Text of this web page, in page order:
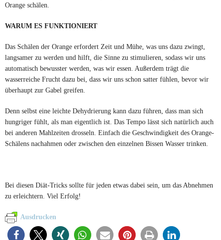
Orange schälen.
WARUM ES FUNKTIONIERT
Das Schälen der Orange erfordert Zeit und Mühe, was uns dazu zwingt,
langsamer zu werden und hilft, die Sinne zu stimulieren, sodass wir uns
automatisch bewusster werden, was wir essen. Außerdem trägt die
wasserreiche Frucht dazu bei, dass wir uns schon satter fühlen, bevor wir
überhaupt zur Gabel greifen.
Denn selbst eine leichte Dehydrierung kann dazu führen, dass man sich
hungriger fühlt, als man eigentlich ist. Das Tempo lässt sich natürlich auch
bei anderen Mahlzeiten drosseln. Einfach die Geschwindigkeit des Orange-
Schälens nachahmen oder zwischen den einzelnen Bissen Wasser trinken.
Bei diesen Diät-Tricks sollte für jeden etwas dabei sein, um das Abnehmen
zu erleichtern. Viel Erfolg!
Ausdrucken